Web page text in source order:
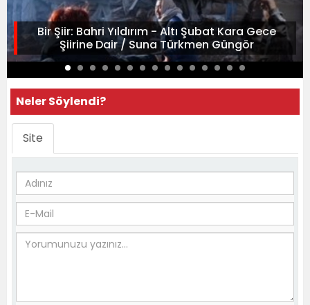
Bir Şiir: Bahri Yıldırım - Altı Şubat Kara Gece
Şiirine Dair / Suna Türkmen Güngör
Neler Söylendi?
Site